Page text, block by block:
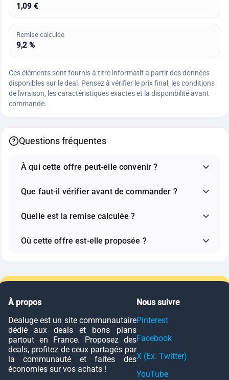
1,09 €
Remise calculée
9,2 %
Ces éléments sont fournis à titre informatif à partir des données
disponibles sur le deal. Pensez à vérifier le prix final, les conditions
de livraison, les caractéristiques exactes et la disponibilité avant
commande.
Questions fréquentes
À qui cette offre peut-elle convenir ?
Que faut-il vérifier avant de commander ?
Quelle est la remise calculée ?
Où cette offre est-elle proposée ?
À propos
Dealuge est un site communautaire
dédié aux deals et bons plans
partout en France. Proposez des
deals, profitez de ceux partagés par
la communauté et faites des
économies sur vos achats !
Nous suivre
Pinterest
Facebook
X (Ex. Twitter)
YouTube